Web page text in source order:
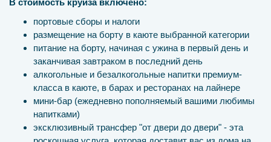
В стоимость круиза включено:
портовые сборы и налоги
размещение на борту в каюте выбранной категории
питание на борту, начиная с ужина в первый день и
заканчивая завтраком в последний день
алкогольные и безалкогольные напитки премиум-
класса в каюте, в барах и ресторанах на лайнере
мини-бар (ежедневно пополняемый вашими любимы
напитками)
эксклюзивный трансфер "от двери до двери" - эта